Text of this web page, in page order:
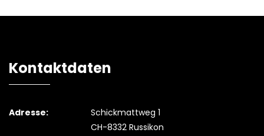
Kontaktdaten
Adresse:
Schickmattweg 1
CH-8332 Russikon